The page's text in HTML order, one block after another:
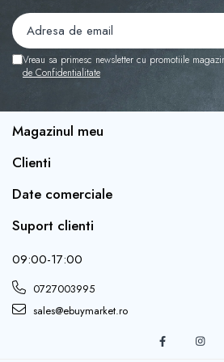
un aspect vintage, acest felinar
eleganta și sofisticata oricarui
Funcții Luminoase și Muzicale:
care emana o lumina alba calda și
plin de veselie și nostalgie.
include un efect de ninsoare
experiența vizuala captivanta și
farmec sarbatorilor.
Materiale Durabile și de Calitate:
plastic rezistent și componente
calitate, aceasta decorațiune este
Vreau sa primesc newsletter cu promotiile
de Confidentialitate
Magazinul meu
Clienti
Date comerciale
Suport clienti
09:00-17:00
0727003995
sales@ebuymarket.ro